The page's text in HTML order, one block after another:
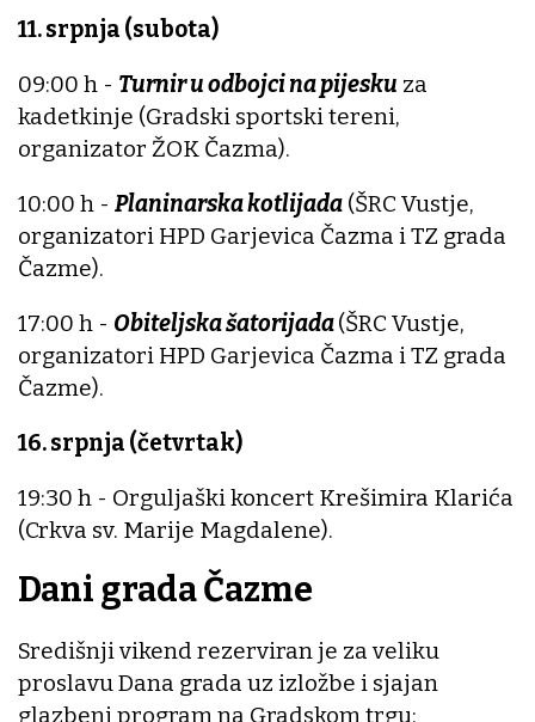
11. srpnja (subota)
09:00 h - Turnir u odbojci na pijesku za
kadetkinje (Gradski sportski tereni,
organizator ŽOK Čazma).
10:00 h - Planinarska kotlijada (ŠRC Vustje,
organizatori HPD Garjevica Čazma i TZ grada
Čazme).
17:00 h - Obiteljska šatorijada(ŠRC Vustje,
organizatori HPD Garjevica Čazma i TZ grada
Čazme).
16. srpnja (četvrtak)
19:30 h - Orguljaški koncert Krešimira Klarića
(Crkva sv. Marije Magdalene).
Dani grada Čazme
Središnji vikend rezerviran je za veliku
proslavu Dana grada uz izložbe i sjajan
glazbeni program na Gradskom trgu: